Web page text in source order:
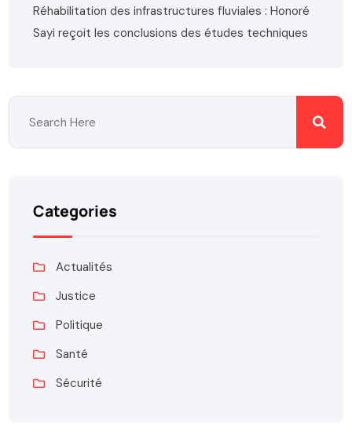
Réhabilitation des infrastructures fluviales : Honoré
Sayi reçoit les conclusions des études techniques
Categories
Actualités
Justice
Politique
Santé
Sécurité